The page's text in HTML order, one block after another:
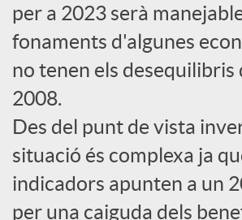
n
t
i
n
per a 2023 serà
fonaments d'algunes
no tenen els desequilibris
2008.
Des del punt de vista
situació és complexa ja
indicadors apunten a un
per una caiguda dels